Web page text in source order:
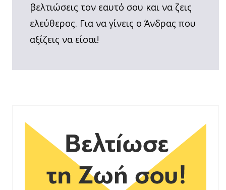
βελτιώσεις τον εαυτό σου και να ζεις
ελεύθερος. Για να γίνεις ο Άνδρας που
αξίζεις να είσαι!